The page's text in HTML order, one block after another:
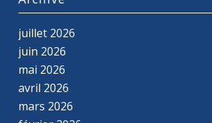
juillet 2026
juin 2026
mai 2026
avril 2026
mars 2026